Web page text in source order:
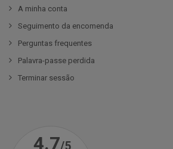
A minha conta
Seguimento da encomenda
Perguntas frequentes
Palavra-passe perdida
Terminar sessão